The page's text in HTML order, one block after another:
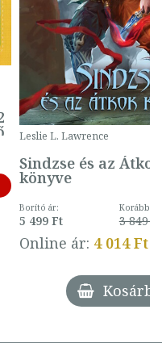
Leslie L. Lawrence
Sindzse és az Átkok
könyve
Borító ár:
5 499 Ft
Korábbi
3 849 Ft
Online ár: 4 014 Ft
Kosárba